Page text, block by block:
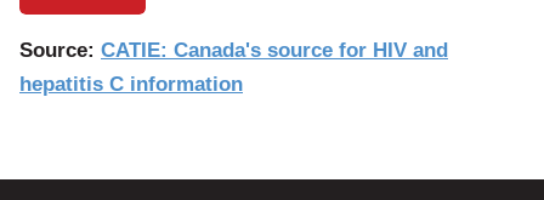
Source: CATIE: Canada's source for HIV and
hepatitis C information